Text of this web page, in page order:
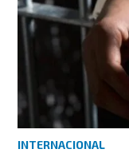
INTERNACIONAL